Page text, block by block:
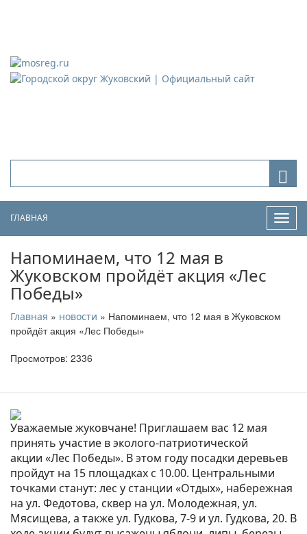
ГЛАВНАЯ
Напоминаем, что 12 мая в
Жуковском пройдёт акция «Лес
Победы»
Главная » новости » Напоминаем, что 12 мая в Жуковском
пройдёт акция «Лес Победы»
Просмотров: 2336
Уважаемые жуковчане! Приглашаем вас 12 мая
принять участие в эколого-патриотической
акции «Лес Победы». В этом году посадки деревьев
пройдут на 15 площадках с 10.00. Центральными
точками станут: лес у станции «Отдых», набережная
на ул. Федотова, сквер на ул. Молодежная, ул.
Мясищева, а также ул. Гудкова, 7-9 и ул. Гудкова, 20. В